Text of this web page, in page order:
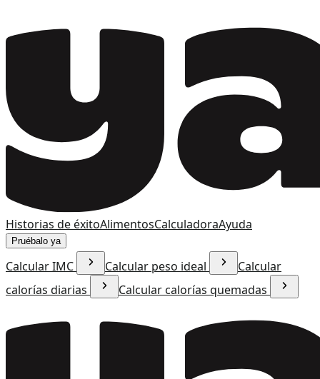
Historias de éxitoAlimentosCalculadoraAyuda
Pruébalo ya
Calcular IMC Calcular peso ideal
Calcular
calorías diarias
Calcular calorías quemadas